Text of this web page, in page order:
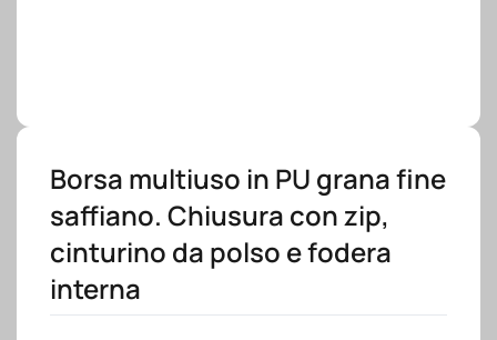
Borsa multiuso in PU grana fine
saffiano. Chiusura con zip,
cinturino da polso e fodera
interna